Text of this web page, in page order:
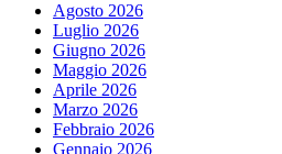
Agosto 2026
Luglio 2026
Giugno 2026
Maggio 2026
Aprile 2026
Marzo 2026
Febbraio 2026
Gennaio 2026